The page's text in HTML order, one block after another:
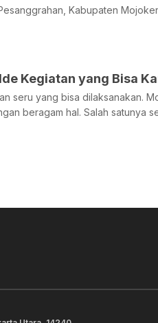
Kabupaten
Kegiatan yang Bisa
seru yang bisa dilaksanakan.
beragam hal. Salah satunya